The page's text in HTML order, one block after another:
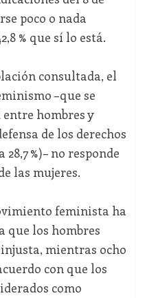
poco o nada
% que sí lo está.
consultada, el
–que se
hombres y
de los derechos
%)– no responde
las mujeres.
feminista ha
que los hombres
mientras ocho
con que los
como